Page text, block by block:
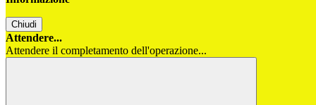
Chiudi
Attendere...
Attendere il completamento dell'operazione...